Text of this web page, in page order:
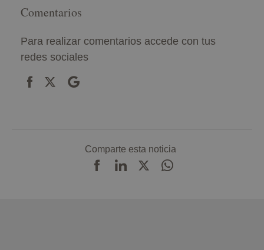
Comentarios
Para realizar comentarios accede con tus
redes sociales
Comparte esta noticia